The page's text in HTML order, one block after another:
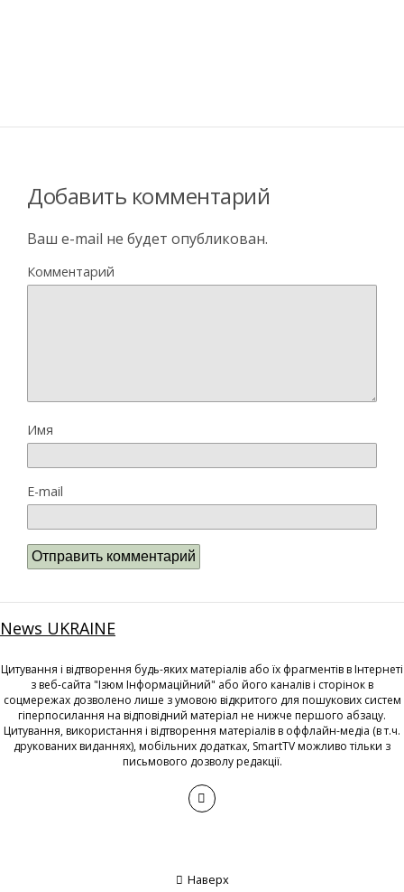
Добавить комментарий
Ваш e-mail не будет опубликован.
Комментарий
Имя
E-mail
News UKRAINE
Цитування і відтворення будь-яких матеріалів або їх фрагментів в Інтернеті
з веб-сайта "Ізюм Інформаційний" або його каналів і сторінок в
соцмережах дозволено лише з умовою відкритого для пошукових систем
гіперпосилання на відповідний матеріал не нижче першого абзацу.
Цитування, використання і відтворення матеріалів в оффлайн-медіа (в т.ч.
друкованих виданнях), мобільних додатках, SmartTV можливо тільки з
письмового дозволу редакції.
Наверх